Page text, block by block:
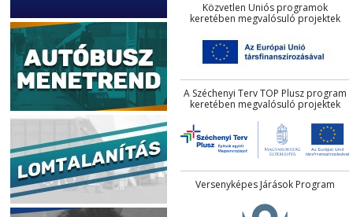
Közvetlen Uniós programok
keretében megvalósuló projektek
A Széchenyi Terv TOP Plusz program
keretében megvalósuló projektek
Versenyképes Járások Program